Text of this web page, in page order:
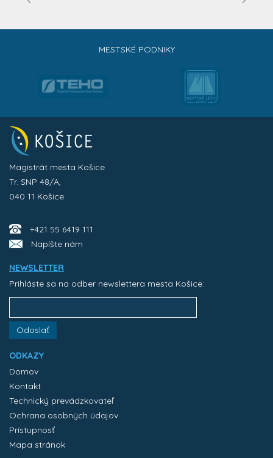
MESTSKÉ PODNIKY
Magistrát mesta Košice
Tr. SNP 48/A,
040 11 Košice
+421 55 6419 111
Napíšte nám
NEWSLETTER
Prihláste sa na odber newslettera mesta Košice:
Odoslať
ODKAZY
Domov
Kontakt
Technický prevádzkovateľ
Ochrana osobných údajov
Prístupnosť
Mapa stránok